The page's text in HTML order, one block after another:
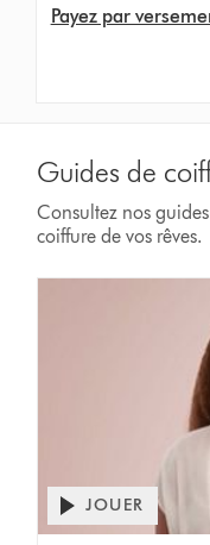
Payez par
Guides de
Consultez nos
coiffure de vos rêves.
Ouvrir
la
JOUER